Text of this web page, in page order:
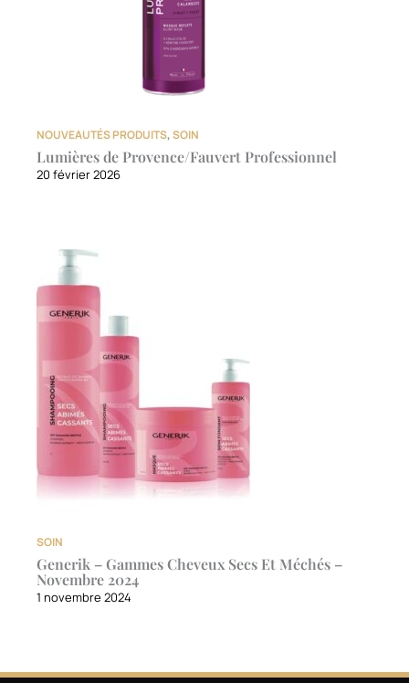
NOUVEAUTÉS PRODUITS,SOIN
Lumières de Provence/Fauvert Professionnel
20 février 2026
SOIN
Generik – Gammes Cheveux Secs Et Méchés –
Novembre 2024
1 novembre 2024